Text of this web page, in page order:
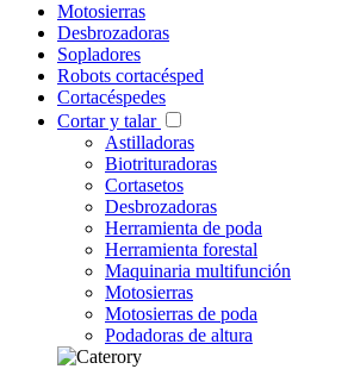
Motosierras
Desbrozadoras
Sopladores
Robots cortacésped
Cortacéspedes
Cortar y talar
Astilladoras
Biotrituradoras
Cortasetos
Desbrozadoras
Herramienta de poda
Herramienta forestal
Maquinaria multifunción
Motosierras
Motosierras de poda
Podadoras de altura